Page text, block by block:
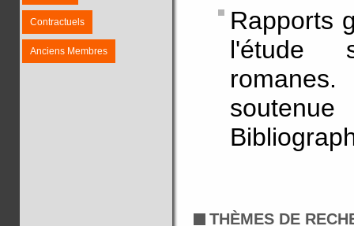
Contractuels
Anciens Membres
Rapports
l'étude
THÈMES DE